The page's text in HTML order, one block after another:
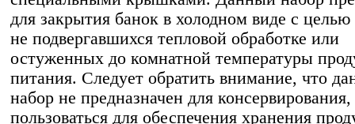
для закрытия банок в холодном виде с целью
не подвергавшихся тепловой обработке или
остуженных до комнатной температуры
питания. Следует обратить внимание, что
набор не предназначен для
пользоваться для обеспечения хранения